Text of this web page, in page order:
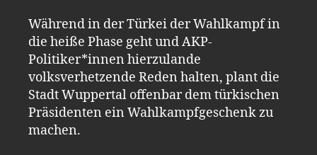
Während in der Türkei der Wahlkampf in
die heiße Phase geht und AKP-
Politiker*innen hierzulande
volksverhetzende Reden halten, plant die
Stadt Wuppertal offenbar dem türkischen
Präsidenten ein Wahlkampfgeschenk zu
machen.